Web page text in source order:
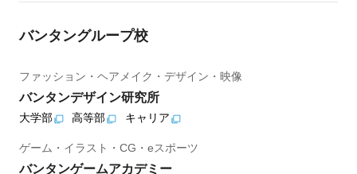
バンタングループ校
ファッション・ヘアメイク・デザイン・映像
バンタンデザイン研究所
大学部 高等部 キャリア
ゲーム・イラスト・CG・eスポーツ
バンタンゲームアカデミー